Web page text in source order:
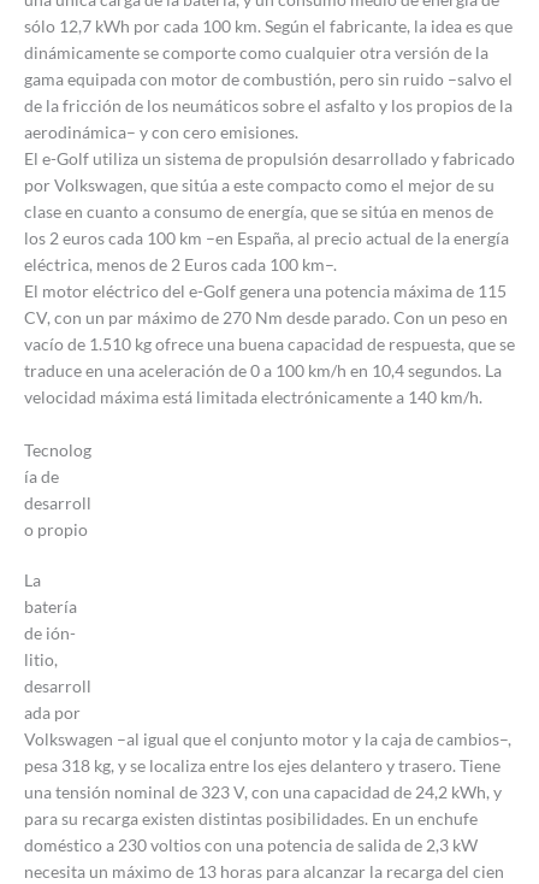
sólo 12,7 kWh por cada 100 km. Según el fabricante, la idea es que
dinámicamente se comporte como cualquier otra versión de la
gama equipada con motor de combustión, pero sin ruido –salvo el
de la fricción de los neumáticos sobre el asfalto y los propios de la
aerodinámica– y con cero emisiones.
El e-Golf utiliza un sistema de propulsión desarrollado y fabricado
por Volkswagen, que sitúa a este compacto como el mejor de su
clase en cuanto a consumo de energía, que se sitúa en menos de
los 2 euros cada 100 km –en España, al precio actual de la energía
eléctrica, menos de 2 Euros cada 100 km–.
El motor eléctrico del e-Golf genera una potencia máxima de 115
CV, con un par máximo de 270 Nm desde parado. Con un peso en
vacío de 1.510 kg ofrece una buena capacidad de respuesta, que se
traduce en una aceleración de 0 a 100 km/h en 10,4 segundos. La
velocidad máxima está limitada electrónicamente a 140 km/h.
Tecnolog
ía de
desarroll
o propio
La
batería
de ión-
litio,
desarroll
ada por
Volkswagen –al igual que el conjunto motor y la caja de cambios–,
pesa 318 kg, y se localiza entre los ejes delantero y trasero. Tiene
una tensión nominal de 323 V, con una capacidad de 24,2 kWh, y
para su recarga existen distintas posibilidades. En un enchufe
doméstico a 230 voltios con una potencia de salida de 2,3 kW
necesita un máximo de 13 horas para alcanzar la recarga del cien